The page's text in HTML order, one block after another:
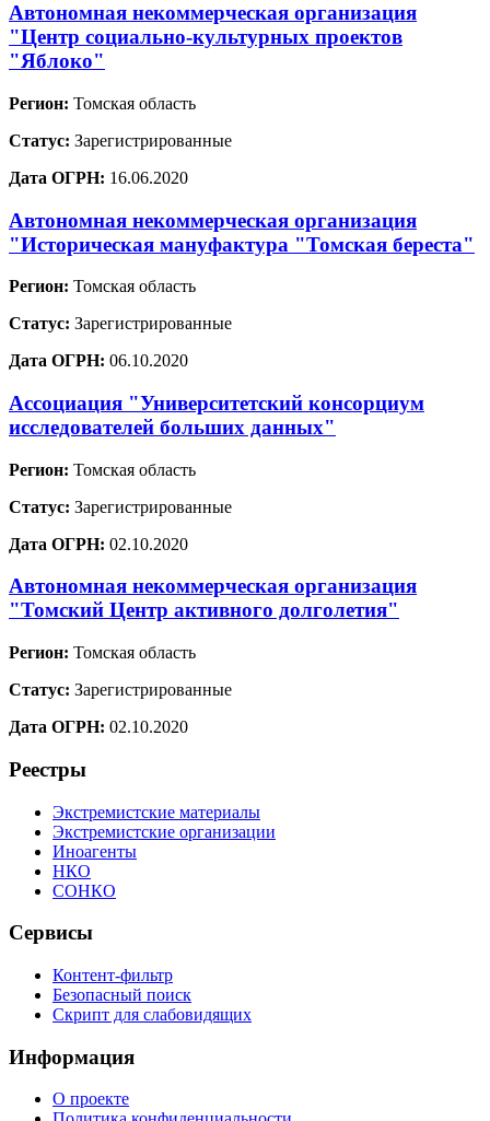
Автономная некоммерческая организация
"Центр социально-культурных проектов
"Яблоко"
Регион: Томская область
Статус: Зарегистрированные
Дата ОГРН: 16.06.2020
Автономная некоммерческая организация
"Историческая мануфактура "Томская береста"
Регион: Томская область
Статус: Зарегистрированные
Дата ОГРН: 06.10.2020
Ассоциация "Университетский консорциум
исследователей больших данных"
Регион: Томская область
Статус: Зарегистрированные
Дата ОГРН: 02.10.2020
Автономная некоммерческая организация
"Томский Центр активного долголетия"
Регион: Томская область
Статус: Зарегистрированные
Дата ОГРН: 02.10.2020
Реестры
Экстремистские материалы
Экстремистские организации
Иноагенты
НКО
СОНКО
Сервисы
Контент-фильтр
Безопасный поиск
Скрипт для слабовидящих
Информация
О проекте